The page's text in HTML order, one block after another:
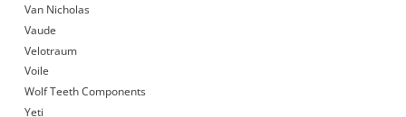
Van Nicholas
Vaude
Velotraum
Voile
Wolf Teeth Components
Yeti